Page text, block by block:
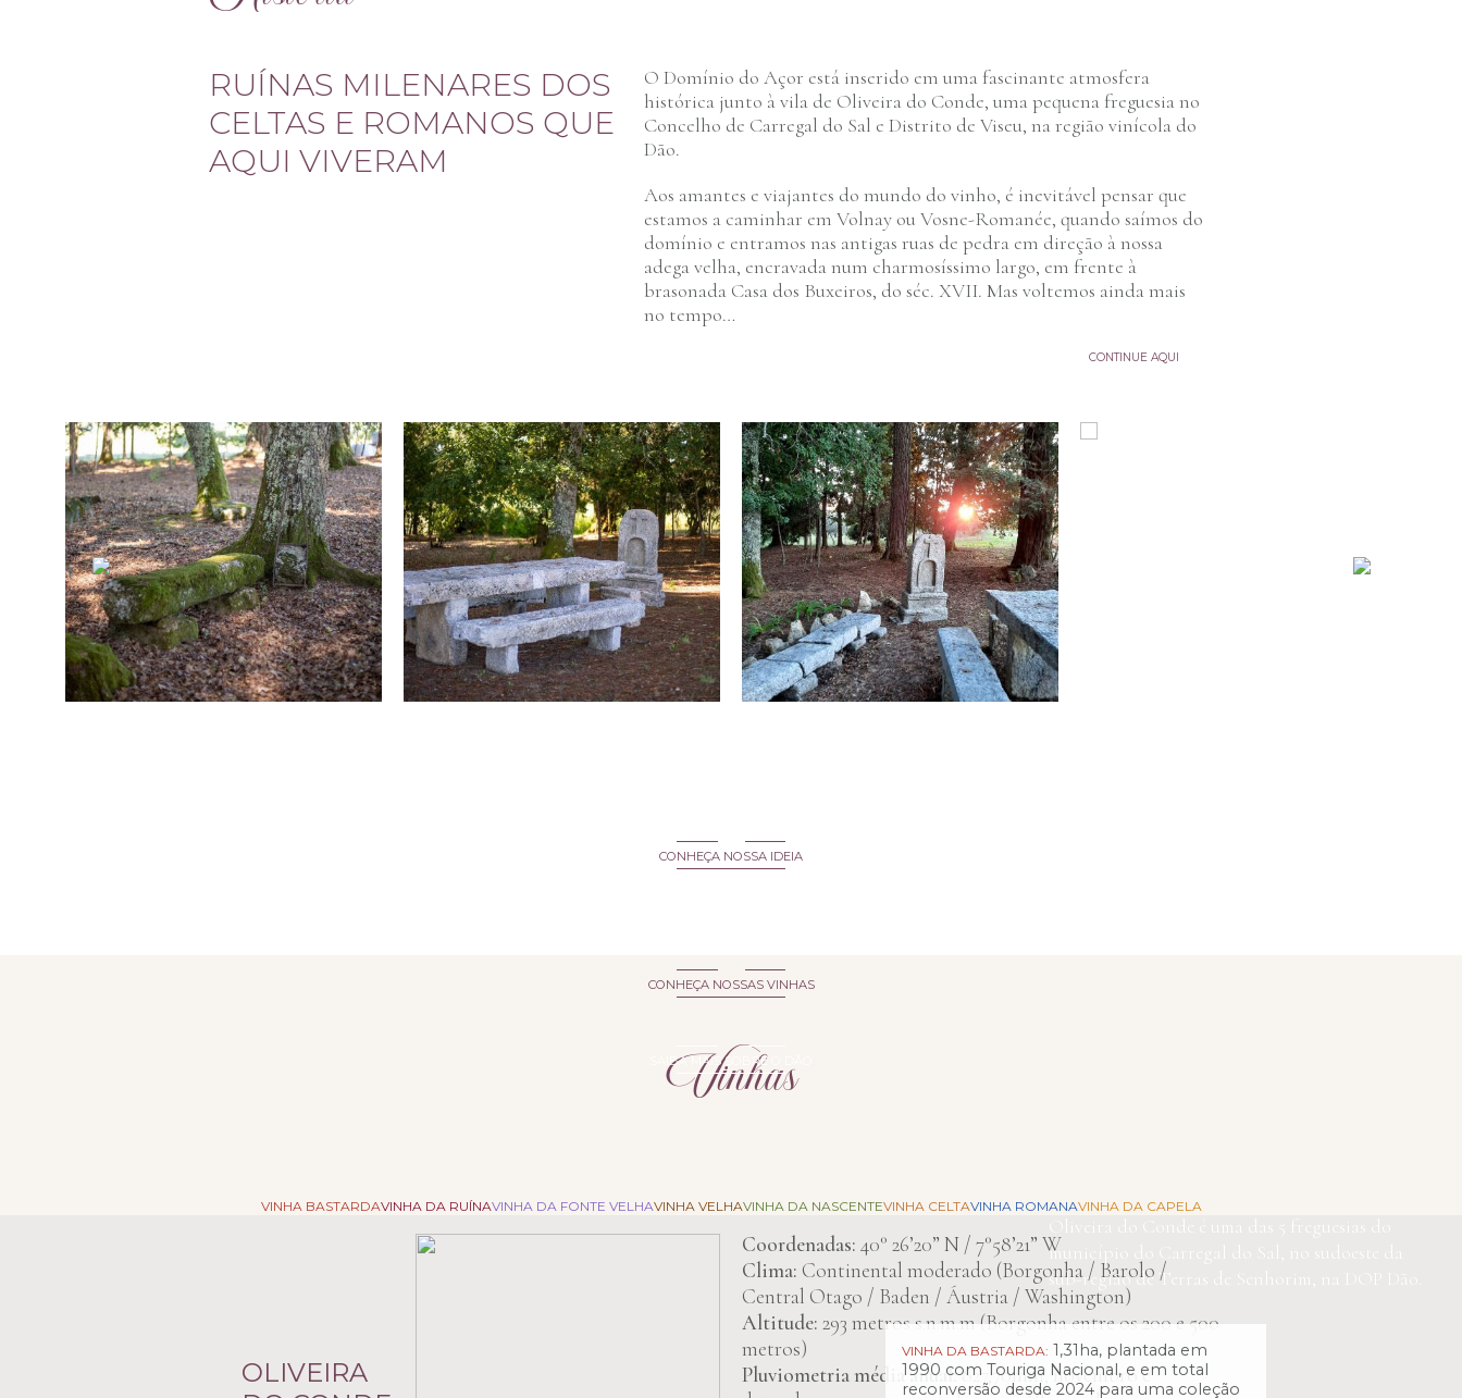
RUÍNAS MILENARES DOS
CELTAS E ROMANOS QUE
AQUI VIVERAM
O Domínio do Açor está inserido em uma fascinante atmosfera
histórica junto à vila de Oliveira do Conde, uma pequena freguesia no
Concelho de Carregal do Sal e Distrito de Viseu, na região vinícola do
Dão.
Aos amantes e viajantes do mundo do vinho, é inevitável pensar que
estamos a caminhar em Volnay ou Vosne-Romanée, quando saímos do
domínio e entramos nas antigas ruas de pedra em direção à nossa
adega velha, encravada num charmosíssimo largo, em frente à
brasonada Casa dos Buxeiros, do séc. XVII. Mas voltemos ainda mais
no tempo…
CONTINUE AQUI
CONHEÇA NOSSA IDEIA
Vinhas
VINHA BASTARDAVINHA DA RUÍNAVINHA DA FONTE VELHAVINHA VELHAVINHA DA NASCENTEVINHA CELTAVINHA ROMANAVINHA DA CAPELA
VINHA DA BASTARDA: 1,31ha, plantada em
1990 com Touriga Nacional, e em total
reconversão desde 2024 para uma coleção
CONHEÇA NOSSAS VINHAS
município do Carregal do Sal, no sudoeste da
sub-região de Terras de Senhorim, na DOP Dão.
SAIBA MAIS SOBRE O DÃO
O Dominio do Açor situa-se na freguesia de Oliveira do Conde:
OLIVEIRA
Coordenadas: 40° 26’20” N / 7°58’21” W
Clima: Continental moderado (Borgonha / Barolo /
Central Otago / Baden / Áustria / Washington)
Altitude: 293 metros s.n.m.m (Borgonha entre os 200 e 500
metros)
Pluviometria média anual:827,70mm, novembro e